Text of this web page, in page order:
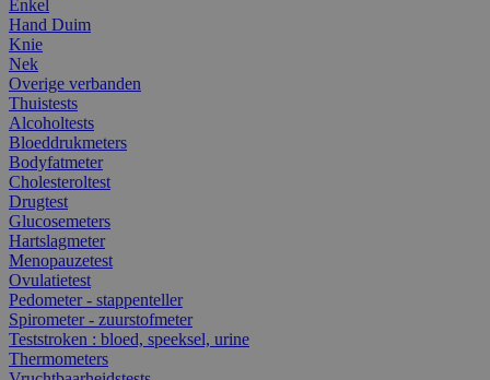
Enkel
Hand Duim
Knie
Nek
Overige verbanden
Thuistests
Alcoholtests
Bloeddrukmeters
Bodyfatmeter
Cholesteroltest
Drugtest
Glucosemeters
Hartslagmeter
Menopauzetest
Ovulatietest
Pedometer - stappenteller
Spirometer - zuurstofmeter
Teststroken : bloed, speeksel, urine
Thermometers